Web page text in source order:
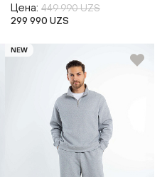
Цена: 449 990 UZS
299 990 UZS
NEW